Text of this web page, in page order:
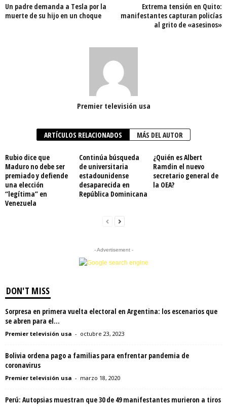
Un padre demanda a Tesla por la
muerte de su hijo en un choque
Extrema tensión en Quito:
manifestantes capturan policías
al grito de «asesinos»
Premier televisión usa
ARTÍCULOS RELACIONADOS MÁS DEL AUTOR
Rubio dice que
Maduro no debe ser
premiado y defiende
una elección
“legítima” en
Venezuela
Continúa búsqueda
de universitaria
estadounidense
desaparecida en
República Dominicana
¿Quién es Albert
Ramdin el nuevo
secretario general de
la OEA?
- Advertisement -
DON'T MISS
Sorpresa en primera vuelta electoral en Argentina: los escenarios que
se abren para el...
Premier televisión usa - octubre 23, 2023
Bolivia ordena pago a familias para enfrentar pandemia de
coronavirus
Premier televisión usa - marzo 18, 2020
Perú: Autopsias muestran que 30 de 49 manifestantes murieron a tiros